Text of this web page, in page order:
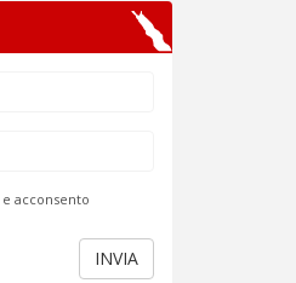
e acconsento
INVIA